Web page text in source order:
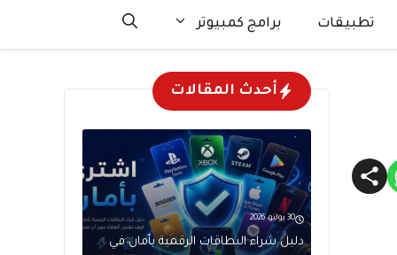
تطبيقات برامج كمبيوتر
أحدث المقالات
30 يوليو، 2026
دليل شراء البطاقات الرقمية بأمان في